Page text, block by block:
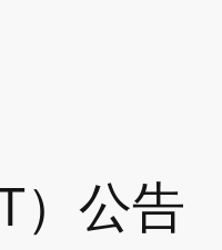
）公告